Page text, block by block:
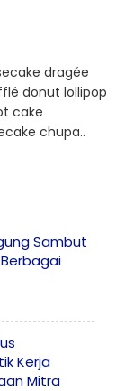
dragée
donut lollipop
cake
chupa..
Sambut
Kerja
Mitra